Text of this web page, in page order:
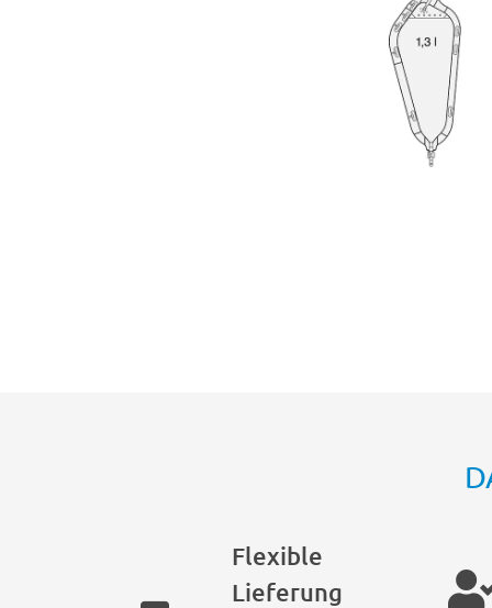
Flexible
Lieferung